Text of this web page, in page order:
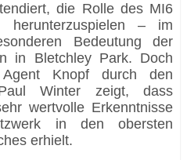
die Rolle des MI6
herunterzuspielen – im
Bedeutung der
in Bletchley Park. Doch
Knopf durch den
Paul Winter zeigt, dass
wertvolle Erkenntnisse
in den obersten
erhielt.